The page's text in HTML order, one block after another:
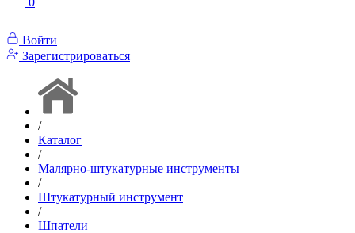
Войти
Зарегистрироваться
/
Каталог
/
Малярно-штукатурные инструменты
/
Штукатурный инструмент
/
Шпатели